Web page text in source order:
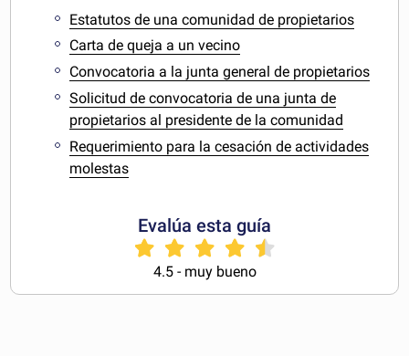
Estatutos de una comunidad de propietarios
Carta de queja a un vecino
Convocatoria a la junta general de propietarios
Solicitud de convocatoria de una junta de
propietarios al presidente de la comunidad
Requerimiento para la cesación de actividades
molestas
Evalúa esta guía
4.5 - muy bueno